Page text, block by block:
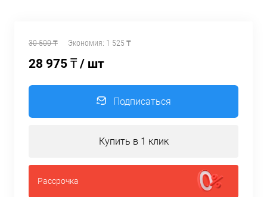
30 500 ₸ Экономия: 1 525 ₸
28 975 ₸ / шт
Подписаться
Купить в 1 клик
Рассрочка